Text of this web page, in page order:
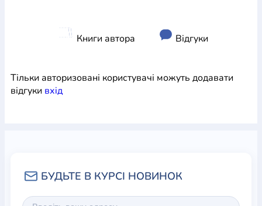
Книги автора Відгуки
Тільки авторизовані користувачі можуть додавати
відгуки вхiд